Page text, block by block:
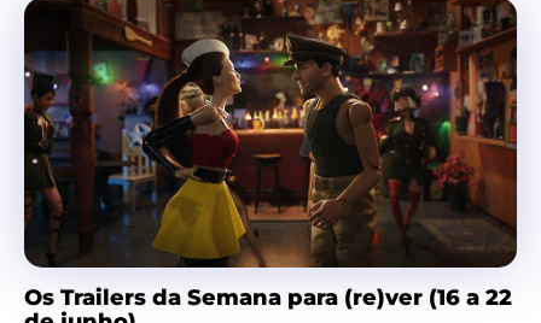
Os Trailers da Semana para (re)ver (16 a 22